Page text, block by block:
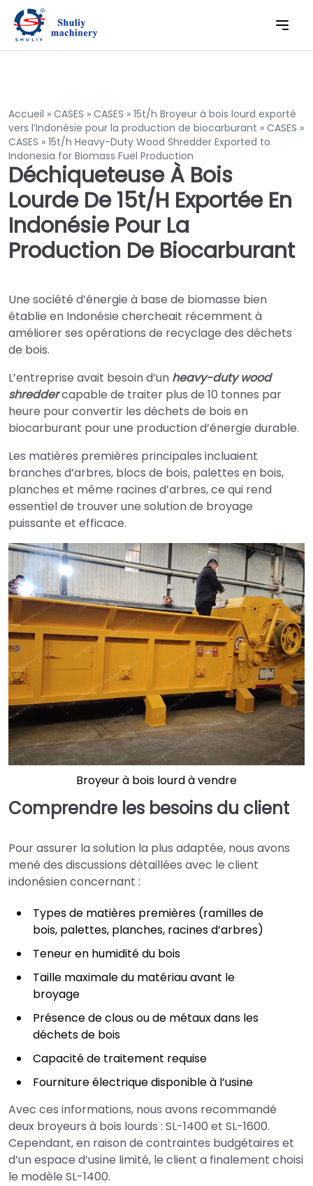
Accueil » CASES » CASES » 15t/h Broyeur à bois lourd exporté
vers l’Indonésie pour la production de biocarburant » CASES »
CASES » 15t/h Heavy-Duty Wood Shredder Exported to
Indonesia for Biomass Fuel Production
Déchiqueteuse À Bois
Lourde De 15t/h Exportée En
Indonésie Pour La
Production De Biocarburant
Une société d’énergie à base de biomasse bien
établie en Indonésie chercheait récemment à
améliorer ses opérations de recyclage des déchets
de bois.
L’entreprise avait besoin d’un heavy-duty wood
shreddercapable de traiter plus de 10 tonnes par
heure pour convertir les déchets de bois en
biocarburant pour une production d’énergie durable.
Les matières premières principales incluaient
branches d’arbres, blocs de bois, palettes en bois,
planches et même racines d’arbres, ce qui rend
essentiel de trouver une solution de broyage
puissante et efficace.
Broyeur à bois lourd à vendre
Comprendre les besoins du client
Pour assurer la solution la plus adaptée, nous avons
mené des discussions détaillées avec le client
indonésien concernant :
Types de matières premières (ramilles de
bois, palettes, planches, racines d’arbres)
Teneur en humidité du bois
Taille maximale du matériau avant le
broyage
Présence de clous ou de métaux dans les
déchets de bois
Capacité de traitement requise
Fourniture électrique disponible à l’usine
Avec ces informations, nous avons recommandé
deux broyeurs à bois lourds : SL-1400 et SL-1600.
Cependant, en raison de contraintes budgétaires et
d’un espace d’usine limité, le client a finalement choisi
le modèle SL-1400.